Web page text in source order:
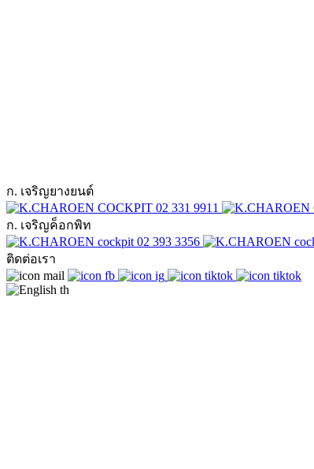
ก. เจริญยางยนต์
02 331 9911
ก. เจริญค็อกพิท
02 393 3356
ติดต่อเรา
th